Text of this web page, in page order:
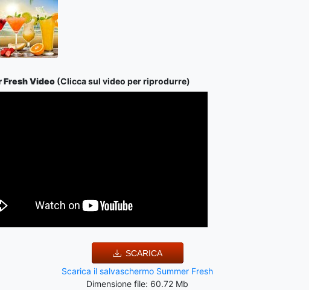
Fresh Video(Clicca sul video per riprodurre)
SCARICA
Scarica il salvaschermo Summer Fresh
Dimensione file: 60.72 Mb